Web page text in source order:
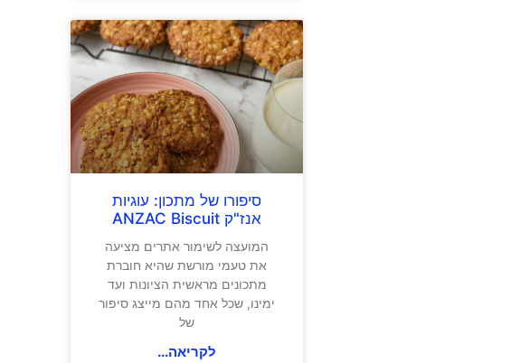
סיפורו של מתכון: עוגיות
אנז"ק ANZAC Biscuit
המועצה לשימור אתרים מציעה
את טעמי מורשת שהיא חוברת
מתכונים מראשית הציונות ועד
ימינו, שכל אחד מהם מייצג סיפור
של
לקריאה...